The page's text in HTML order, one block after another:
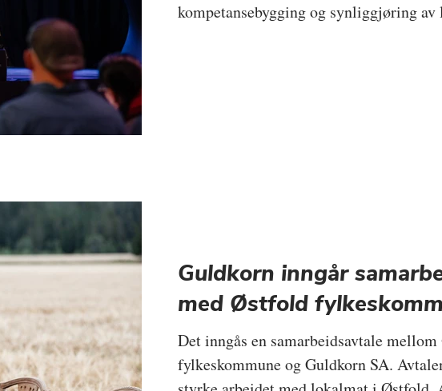
kompetansebygging og synliggjøring
Guldkorn inngår
med Østfold
Det inngås en samarbeidsavtale
fylkeskommune og Guldkorn SA.